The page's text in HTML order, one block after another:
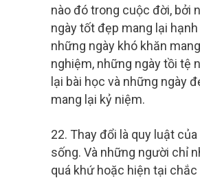
nào đó trong cuộc đời, bởi
ngày tốt đẹp mang lại
những ngày khó khăn
nghiệm, những ngày tồi tệ
lại bài học và những ngày
mang lại kỷ niệm.
22. Thay đổi là quy luật
sống. Và những người chỉ
quá khứ hoặc hiện tại